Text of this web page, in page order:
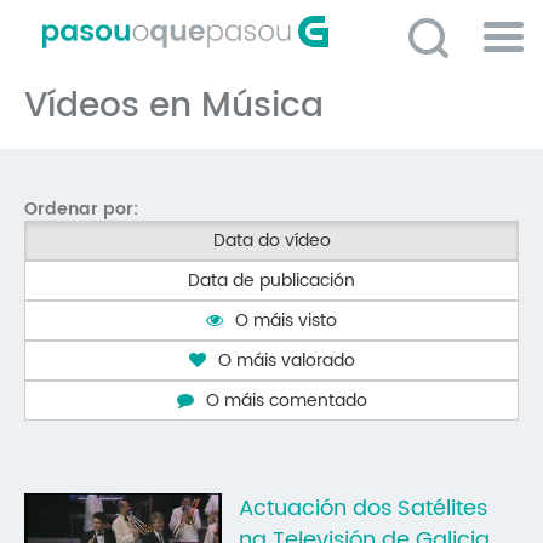
contido
Vídeos en Música
Ordenar por:
Data do vídeo
Data de publicación
O máis visto
O máis valorado
O máis comentado
Actuación dos Satélites